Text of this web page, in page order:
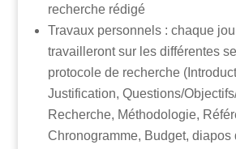
recherche rédigé
Travaux personnels : chaque
travailleront sur les différentes
protocole de recherche
Justification, Questions/
Recherche, Méthodologie,
Chronogramme, Budget, diapos